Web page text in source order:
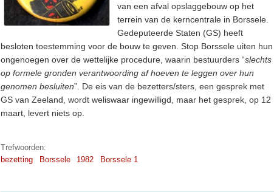
van een afval opslaggebouw op het
terrein van de kerncentrale in Borssele.
Gedeputeerde Staten (GS) heeft
besloten toestemming voor de bouw te geven. Stop Borssele uiten hun
ongenoegen over de wettelijke procedure, waarin bestuurders “slechts
op formele gronden verantwoording af hoeven te leggen over hun
genomen besluiten”. De eis van de bezetters/sters, een gesprek met
GS van Zeeland, wordt weliswaar ingewilligd, maar het gesprek, op 12
maart, levert niets op.
Trefwoorden:
bezetting
Borssele 1982 Borssele 1